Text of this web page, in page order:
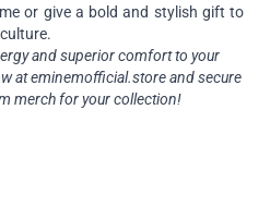
or give a bold and stylish gift to
and superior comfort to your
at eminemofficial.store and secure
merch for your collection!